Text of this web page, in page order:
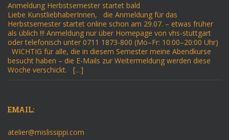
Anmeldung Herbstsemester startet bald
Liebe KunstliebhaberInnen, die Anmeldung für das
Herbstsemester startet online schon am 29.07. – etwas früher
als üblich !!! Anmeldung nur über Homepage von vhs-stuttgart
oder telefonisch unter 0711 1873-800 (Mo–Fr: 10:00–20:00 Uhr)
WICHTIG für alle, die in diesem Semester meine Abendkurse
besucht haben – die E-Mails zur Weitermeldung werden diese
Woche verschickt. […]
EMAIL:
atelier@mislissippi.com